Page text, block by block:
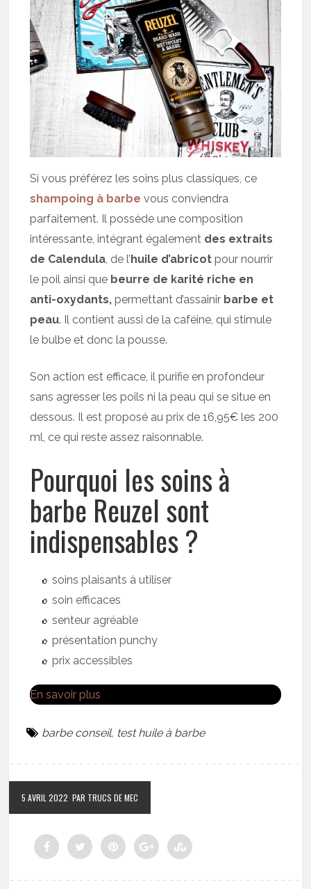
Si vous préférez les soins plus classiques, ce
shampoing à barbe vous conviendra
parfaitement. Il possède une composition
intéressante, intégrant également des extraits
de Calendula , de l’huile d’abricot pour nourrir
le poil ainsi que beurre de karité riche en
anti-oxydants,permettant d’assainir barbe et
peau. Il contient aussi de la caféine, qui stimule
le bulbe et donc la pousse.
Son action est efficace, il purifie en profondeur
sans agresser les poils ni la peau qui se situe en
dessous. Il est proposé au prix de 16,95€ les 200
ml, ce qui reste assez raisonnable.
Pourquoi les soins à
barbe Reuzel sont
indispensables ?
soins plaisants à utiliser
soin efficaces
senteur agréable
présentation punchy
prix accessibles
En savoir plus
barbe conseil, test huile à barbe
5 AVRIL 2022 PAR TRUCS DE MEC